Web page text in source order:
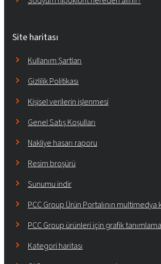
Site haritası
Kullanım Şartları
Gizlilik Politikası
Kişisel verilerin işlenmesi
Genel Satış Koşulları
Nakliye hasarı raporu
Resim broşürü
Sunumu indir
PCC Group Ürün Portalının multimedya
PCC Group ürünleri için grafik
Kategori haritası